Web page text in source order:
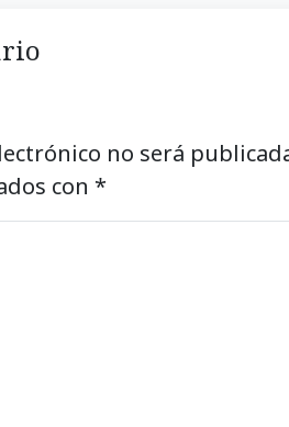
no será
con *